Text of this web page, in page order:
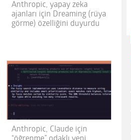
Anthropic, yapay zeka
ajanları için Dreaming (rüya
görme) özelliğini duyurdu
Anthropic, Claude için